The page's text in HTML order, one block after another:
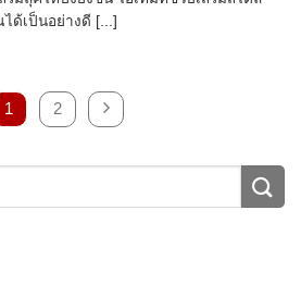
ด้เป็นอย่างดี [...]
1 2